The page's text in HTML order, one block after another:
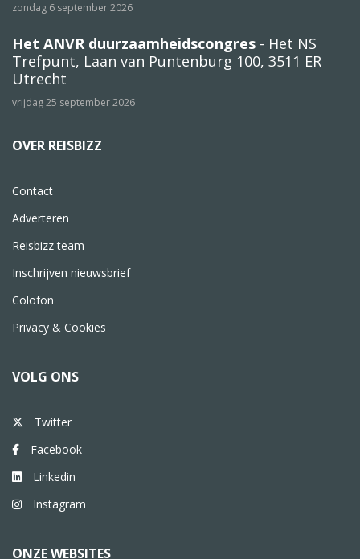
zondag 6 september 2026
Het ANVR duurzaamheidscongres - Het NS
Trefpunt, Laan van Puntenburg 100, 3511 ER
Utrecht
vrijdag 25 september 2026
OVER REISBIZZ
Contact
Adverteren
Reisbizz team
Inschrijven nieuwsbrief
Colofon
Privacy & Cookies
VOLG ONS
Twitter
Facebook
Linkedin
Instagram
ONZE WEBSITES